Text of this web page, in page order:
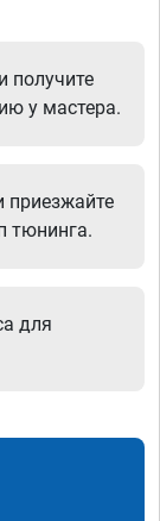
и получите
у мастера.
приезжайте
тюнинга.
для